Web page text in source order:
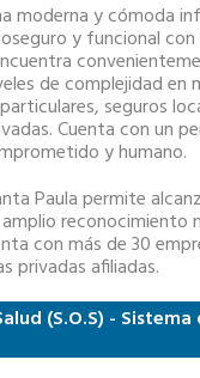
moderna y cómoda
y funcional
de complejidad en
seguros
Cuenta con un
y humano.
Paula permite
reconocimiento
con más de 30
privadas afiliadas.
(S.O.S) - Sistema